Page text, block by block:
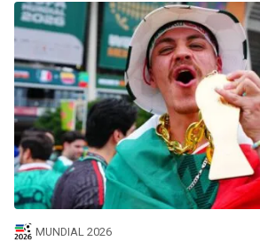
MUNDIAL 2026